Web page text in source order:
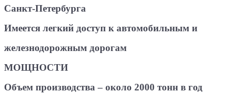
Санкт-Петербурга
Имеется легкий доступ к автомобильным и
железнодорожным дорогам
МОЩНОСТИ
Объем производства – около 2000 тонн в год